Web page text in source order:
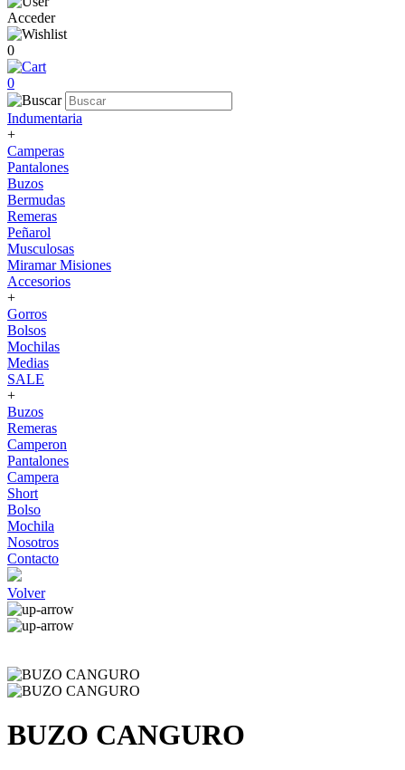
Acceder
0
0
Indumentaria
+
Camperas
Pantalones
Buzos
Bermudas
Remeras
Peñarol
Musculosas
Miramar Misiones
Accesorios
+
Gorros
Bolsos
Mochilas
Medias
SALE
+
Buzos
Remeras
Camperon
Pantalones
Campera
Short
Bolso
Mochila
Nosotros
Contacto
Volver
BUZO CANGURO